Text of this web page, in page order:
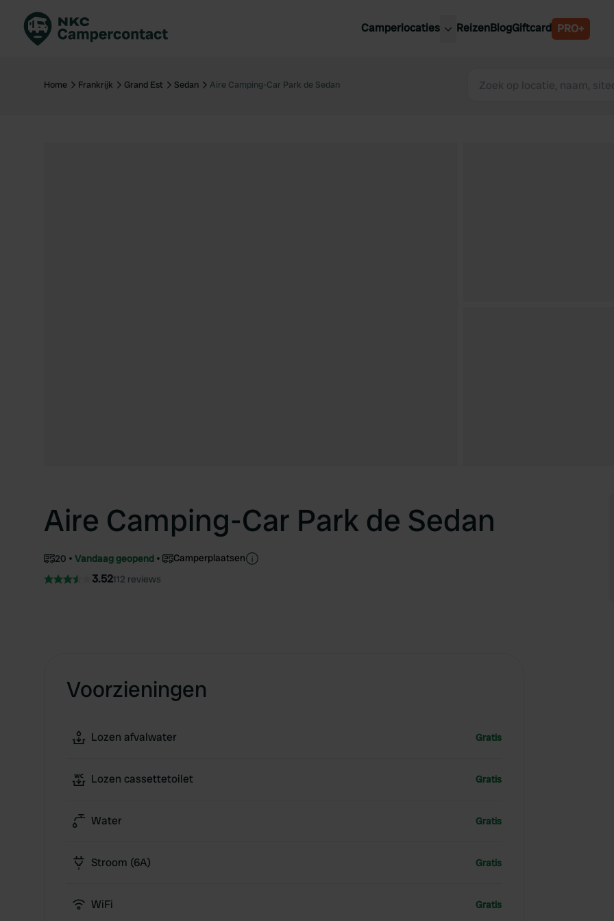
Camperlocaties
Nederland
Nederland
Luxemburg
ReizenBlogGiftcard PRO+
Home Frankrijk Grand Est Sedan Aire Camping-Car Park de Sedan
Aire Camping-Car Park de Sedan
20 Vandaag geopend Camperplaatsen
3.52112 reviews
Voorzieningen
Lozen afvalwater Gratis
Lozen cassettetoilet Gratis
Water Gratis
Stroom (6A) Gratis
WiFi Gratis